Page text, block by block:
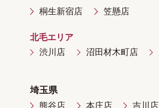
桐生新宿店 笠懸店
北毛エリア
渋川店
沼田材木町店
埼玉県
熊谷店 本庄店 吉川店